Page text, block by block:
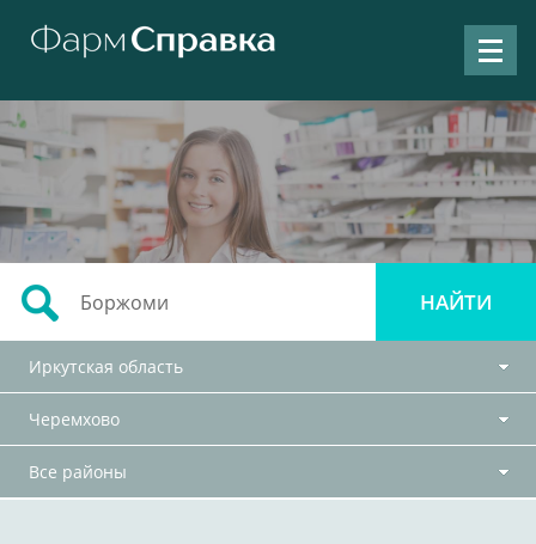
Иркутская область
Черемхово
Все районы